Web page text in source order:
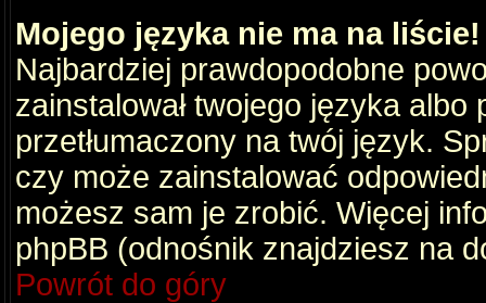
Mojego języka nie ma na liście!
Najbardziej prawdopodobne
zainstalował twojego języka albo
przetłumaczony na twój język.
czy może zainstalować
możesz sam je zrobić. Więcej
phpBB (odnośnik znajdziesz na
Powrót do góry